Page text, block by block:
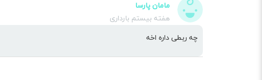
مامان پارسا
هفته بیستم بارداری
چه ربطی داره اخه